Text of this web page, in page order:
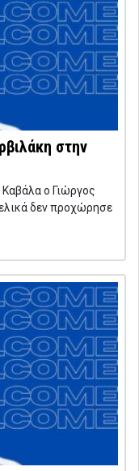
στην
Καβάλα ο Γιώργος
δεν προχώρησε